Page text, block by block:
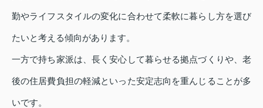
勤やライフスタイルの変化に合わせて柔軟に暮らし方を選び
たいと考える傾向があります。
一方で持ち家派は、長く安心して暮らせる拠点づくりや、老
後の住居費負担の軽減といった安定志向を重んじることが多
いです。